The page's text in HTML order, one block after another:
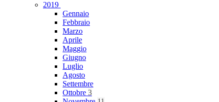
2019
Gennaio
Febbraio
Marzo
Aprile
Maggio
Giugno
Luglio
Agosto
Settembre
Ottobre 3